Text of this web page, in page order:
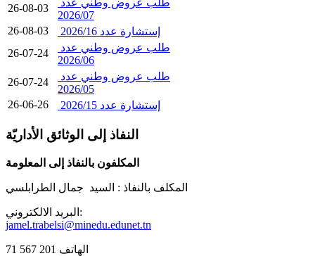
26-08-03
2026/07
26-08-03
إستشارة عدد 2026/16
26-07-24
2026/06
26-07-24
2026/05
26-06-26
إستشارة عدد 2026/15
النفاذ إلى الوثائق الأداريّة
المكلفون بالنفاذ إلى المعلومة
المكلف بالنفاذ : السيد جمال الطرابلسي
البريد الالكتروني:
jamel.trabelsi@minedu.edunet.tn